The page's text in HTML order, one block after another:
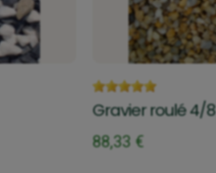
Gravier roulé 4/8
88,33 €